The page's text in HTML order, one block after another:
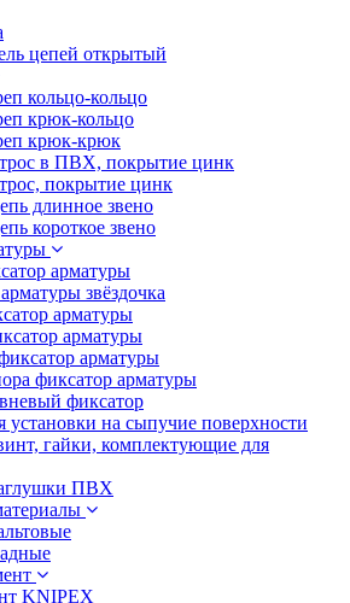
цепей открытый
кольцо-кольцо
крюк-кольцо
крюк-крюк
в ПВХ, покрытие цинк
покрытие цинк
длинное звено
короткое звено
арматуры
звёздочка
арматуры
арматуры
арматуры
фиксатор арматуры
фиксатор
на сыпучие поверхности
гайки, комплектующие для
ПВХ
KNIPEX